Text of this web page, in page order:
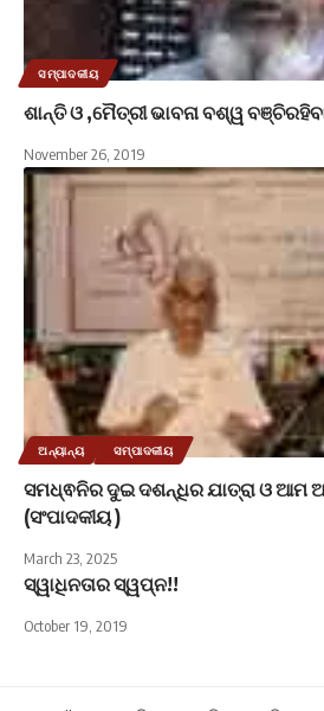
ସମ୍ପାଦକୀୟ
ଶାନ୍ତି ଓ ,ମୈତ୍ରୀ ଭାବନା ବଶ୍ୱ
November 26, 2019
ଅନ୍ୟାନ୍ୟ ସମ୍ପାଦକୀୟ
ସମଧ୍ଵନିର ଦୁଇ ଦଶନ୍ଧିର ଯାତ୍ରା ଓ ଆମ
(ସଂପାଦକୀୟ )
March 23, 2025
ସ୍ୱାଧିନତାର ସ୍ୱପ୍ନ!!
October 19, 2019